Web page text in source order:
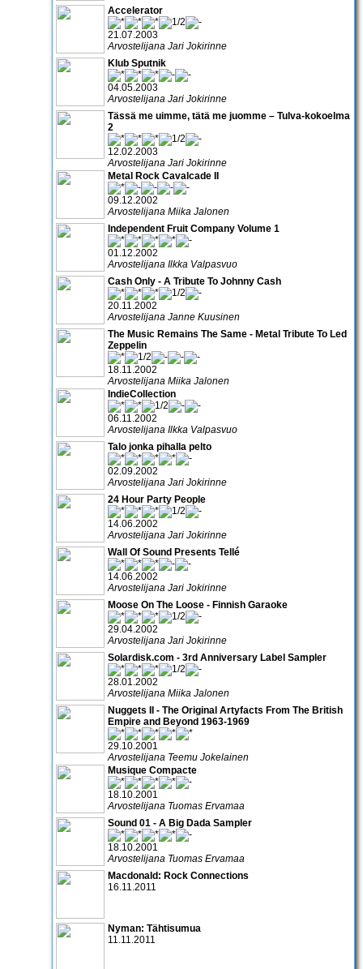
Accelerator
21.07.2003
Arvostelijana Jari Jokirinne
Klub Sputnik
04.05.2003
Arvostelijana Jari Jokirinne
Tässä me uimme, tätä me juomme – Tulva-kokoelma
2
12.02.2003
Arvostelijana Jari Jokirinne
Metal Rock Cavalcade II
09.12.2002
Arvostelijana Miika Jalonen
Independent Fruit Company Volume 1
01.12.2002
Arvostelijana Ilkka Valpasvuo
Cash Only - A Tribute To Johnny Cash
20.11.2002
Arvostelijana Janne Kuusinen
The Music Remains The Same - Metal Tribute To Led
Zeppelin
18.11.2002
Arvostelijana Miika Jalonen
IndieCollection
06.11.2002
Arvostelijana Ilkka Valpasvuo
Talo jonka pihalla pelto
02.09.2002
Arvostelijana Jari Jokirinne
24 Hour Party People
14.06.2002
Arvostelijana Jari Jokirinne
Wall Of Sound Presents Tellé
14.06.2002
Arvostelijana Jari Jokirinne
Moose On The Loose - Finnish Garaoke
29.04.2002
Arvostelijana Jari Jokirinne
Solardisk.com - 3rd Anniversary Label Sampler
28.01.2002
Arvostelijana Miika Jalonen
Nuggets II - The Original Artyfacts From The British
Empire and Beyond 1963-1969
29.10.2001
Arvostelijana Teemu Jokelainen
Musique Compacte
18.10.2001
Arvostelijana Tuomas Ervamaa
Sound 01 - A Big Dada Sampler
18.10.2001
Arvostelijana Tuomas Ervamaa
Macdonald: Rock Connections
16.11.2011
Nyman: Tähtisumua
11.11.2011